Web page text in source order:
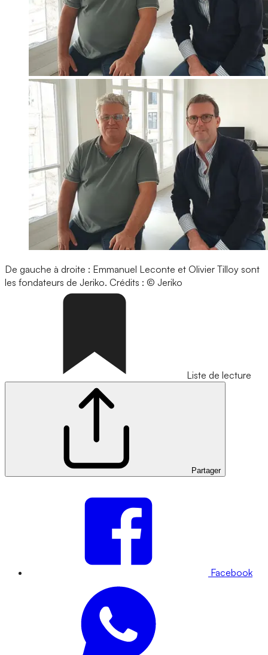
De gauche à droite : Emmanuel Leconte et Olivier Tilloy sont
les fondateurs de Jeriko. Crédits : © Jeriko
Liste de lecture
Partager
Facebook